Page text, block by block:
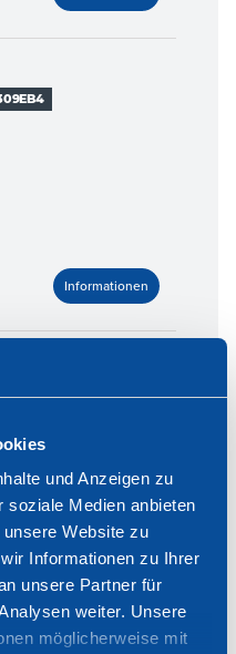
und Anzeigen zu
soziale Medien anbieten
Website zu
Informationen zu Ihrer
unsere Partner für
weiter. Unsere
möglicherweise mit